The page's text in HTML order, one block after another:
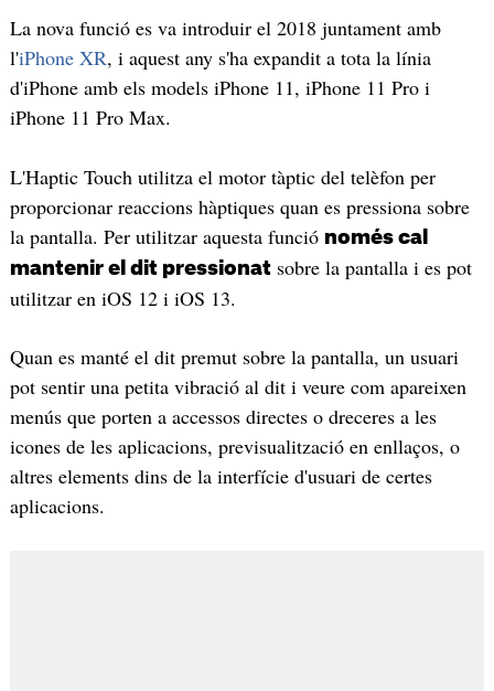
La nova funció es va introduir el 2018 juntament amb
l'iPhone XR, i aquest any s'ha expandit a tota la línia
d'iPhone amb els models iPhone 11, iPhone 11 Pro i
iPhone 11 Pro Max.
L'Haptic Touch utilitza el motor tàptic del telèfon per
proporcionar reaccions hàptiques quan es pressiona sobre
la pantalla. Per utilitzar aquesta funció només cal
mantenir el dit pressionatsobre la pantalla i es pot
utilitzar en iOS 12 i iOS 13.
Quan es manté el dit premut sobre la pantalla, un usuari
pot sentir una petita vibració al dit i veure com apareixen
menús que porten a accessos directes o dreceres a les
icones de les aplicacions, previsualització en enllaços, o
altres elements dins de la interfície d'usuari de certes
aplicacions.